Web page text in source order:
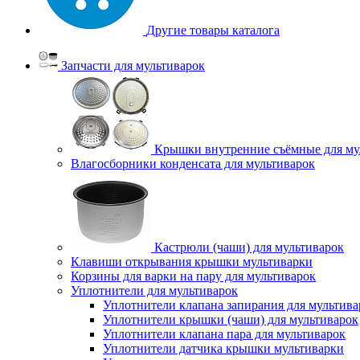
Другие товары каталога
Запчасти для мультиварок
Крышки внутренние съёмные для
Влагосборники конденсата для мультиварок
Кастрюли (чаши) для мультиварок
Клавиши открывания крышки мультиварки
Корзины для варки на пару для мультиварок
Уплотнители для мультиварок
Уплотнители клапана запирания для
Уплотнители крышки (чаши) для мультиварок
Уплотнители клапана пара для мультиварок
Уплотнители датчика крышки мультиварки